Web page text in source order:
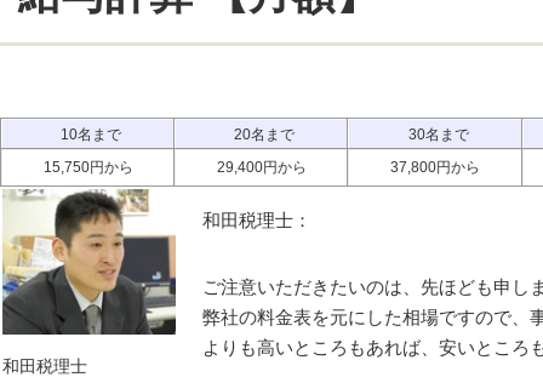
10名まで 20名まで
30名まで
15,750円から
29,400円から 37,800円から
和田税理士
和田税理士：
ご注意いただきたいのは、先ほども申し
弊社の料金表を元にした相場ですので、
よりも高いところもあれば、安いところ